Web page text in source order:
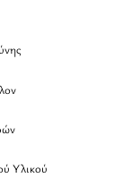
Υλικού